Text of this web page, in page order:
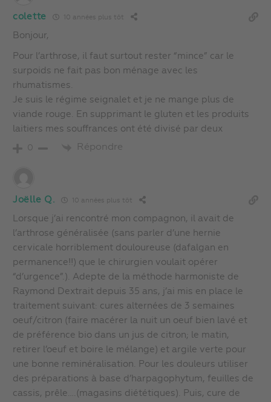
colette 10 années plus tôt
Bonjour,
Pour l’arthrose, il faut surtout rester “mince” car le
surpoids ne fait pas bon ménage avec les
rhumatismes.
Je suis le régime seignalet et je ne mange plus de
viande rouge. En supprimant le gluten et les produits
laitiers mes souffrances ont été divisé par deux
0 Répondre
Joëlle Q. 10 années plus tôt
Lorsque j’ai rencontré mon compagnon, il avait de
l’arthrose généralisée (sans parler d’une hernie
cervicale horriblement douloureuse (dafalgan en
permanence!!) que le chirurgien voulait opérer
“d’urgence”.). Adepte de la méthode harmoniste de
Raymond Dextrait depuis 35 ans, j’ai mis en place le
traitement suivant: cures alternées de 3 semaines
oeuf/citron (faire macérer la nuit un oeuf bien lavé et
de préférence bio dans un jus de citron; le matin,
retirer l’oeuf et boire le mélange) et argile verte pour
une bonne reminéralisation. Pour les douleurs utiliser
des préparations à base d’harpagophytum, feuilles de
cassis, prêle….(magasins diététiques). Puis, cure de